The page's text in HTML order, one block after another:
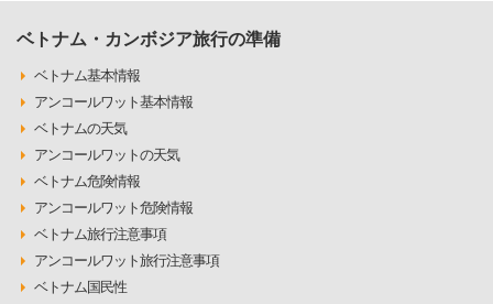
ベトナム・カンボジア旅行の準備
ベトナム基本情報
アンコールワット基本情報
ベトナムの天気
アンコールワットの天気
ベトナム危険情報
アンコールワット危険情報
ベトナム旅行注意事項
アンコールワット旅行注意事項
ベトナム国民性